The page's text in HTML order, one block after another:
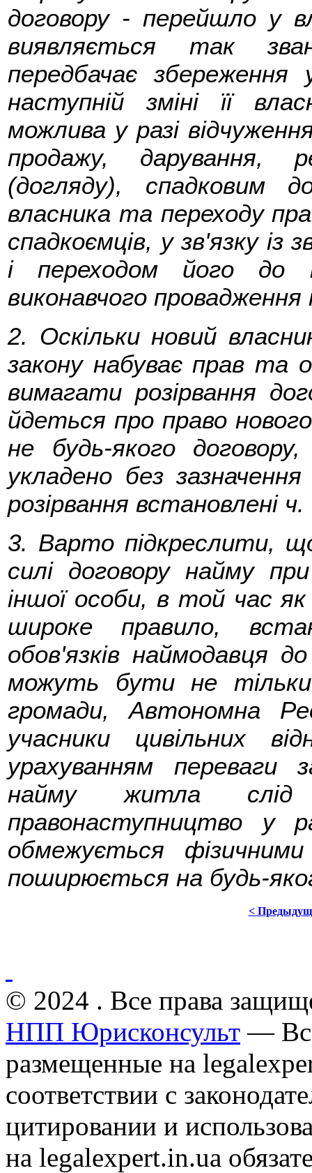
договору - перейшло у
виявляється так
передбачає
наступній зміні її
можлива у разі
продажу, дарування,
(догляду), спадковим
власника та переходу
спадкоємців, у зв'язку
і переходом його до
виконавчого
2. Оскільки новий
закону набуває прав та
вимагати розірвання
йдеться про право
не будь-якого
укладено без
розірвання встановлені
3. Варто підкреслити,
силі договору найму
іншої особи, в той час
широке правило,
обов'язків наймодавця
можуть бути не
громади, Автономна
учасники
урахуванням переваги
найму житла
правонаступництво у
обмежується
поширюється на будь-
<
© 2024 . Все права
НПП Юрисконсульт —
размещенные на
соответствии с
цитировании и
на legalexpert.in.ua